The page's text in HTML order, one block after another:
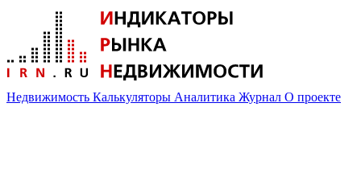
Недвижимость Калькуляторы Аналитика Журнал О проекте